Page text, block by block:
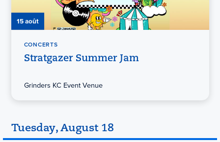
15 août
CONCERTS
Stratgazer Summer Jam
Grinders KC Event Venue
Tuesday, August 18